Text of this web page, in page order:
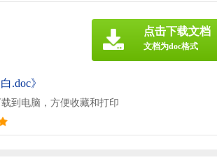
.doc》
到电脑，方便收藏和打印
点击下载文档
文档为doc格式